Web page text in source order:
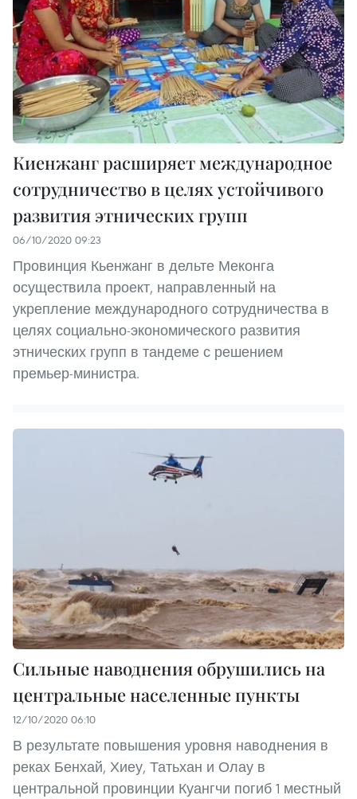
Киенжанг расширяет международное
сотрудничество в целях устойчивого
развития этнических групп
06/10/2020 09:23
Провинция Кьенжанг в дельте Меконга
осуществила проект, направленный на
укрепление международного сотрудничества в
целях социально-экономического развития
этнических групп в тандеме с решением
премьер-министра.
Сильные наводнения обрушились на
центральные населенные пункты
12/10/2020 06:10
В результате повышения уровня наводнения в
реках Бенхай, Хиеу, Татьхан и Олау в
центральной провинции Куангчи погиб 1 местный